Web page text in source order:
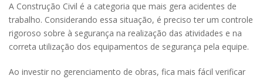
A Construção Civil é a categoria que mais gera acidentes de
trabalho. Considerando essa situação, é preciso ter um controle
rigoroso sobre à segurança na realização das atividades e na
correta utilização dos equipamentos de segurança pela equipe.
Ao investir no gerenciamento de obras, fica mais fácil verificar